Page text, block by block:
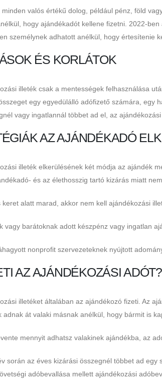
minden valós értékű dolog, például pénz, föld
hogy ajándékadót kellene fizetni. 2022-
személynek adhatott anélkül, hogy értesítenie
ÉS KORLÁTOK
illeték csak a mentességek felhasználása
egy egyedülálló adófizető számára, egy
vagy ingatlannál többet ad el, az
AZ AJÁNDÉKADÓ
illeték elkerülésének két módja az ajándék
és az élethosszig tartó kizárás miatt
keret alatt marad, akkor nem kell ajándékozási
vagy barátoknak adott készpénz vagy ingatlan
nonprofit szervezeteknek nyújtott
AZ AJÁNDÉKOZÁSI ADÓT?
illetéket általában az ajándékozó fizeti. Az
adnak át valaki másnak anélkül, hogy bármit is
mennyit adhatsz valakinek ajándékba, az
során az éves kizárási összegnél többet ad
adóbevallása mellett ajándékozási